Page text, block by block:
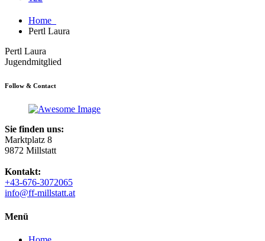
Home
Pertl Laura
Pertl Laura
Jugendmitglied
Follow & Contact
Sie finden uns:
Marktplatz 8
9872 Millstatt
Kontakt:
+43-676-3072065
info@ff-millstatt.at
Menü